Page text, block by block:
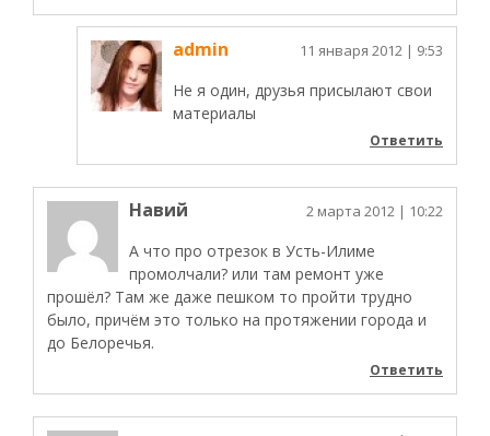
admin 11 января 2012 | 9:53
Не я один, друзья присылают свои
материалы
Ответить
Навий 2 марта 2012 | 10:22
А что про отрезок в Усть-Илиме
промолчали? или там ремонт уже
прошёл? Там же даже пешком то пройти трудно
было, причём это только на протяжении города и
до Белоречья.
Ответить